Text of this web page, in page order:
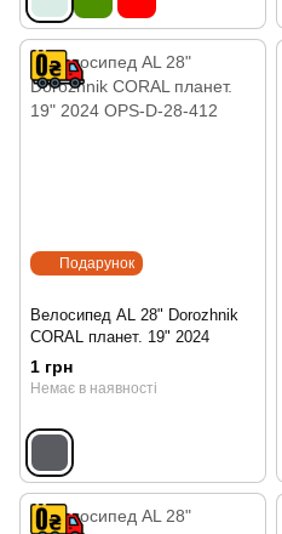
Подарунок
Велосипед AL 28" Dorozhnik
CORAL планет. 19" 2024
1 грн
Немає в наявності